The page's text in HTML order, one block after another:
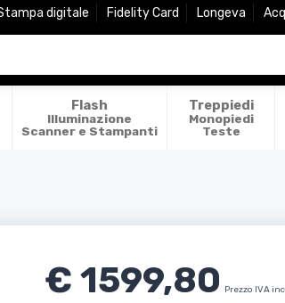
digitale Fidelity Card Longeva
Flash
Illuminazione
Scanner e Stampanti
Treppiedi
Monopiedi
Teste
€ 1599,80 Prezzo IVA